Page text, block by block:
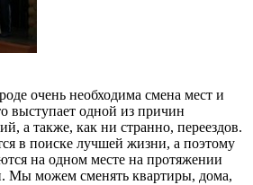
очень необходима смена мест и
выступает одной из причин
а также, как ни странно, переездов.
в поиске лучшей жизни, а поэтому
на одном месте на протяжении
Мы можем сменять квартиры, дома,